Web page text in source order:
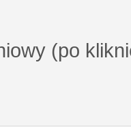
(po